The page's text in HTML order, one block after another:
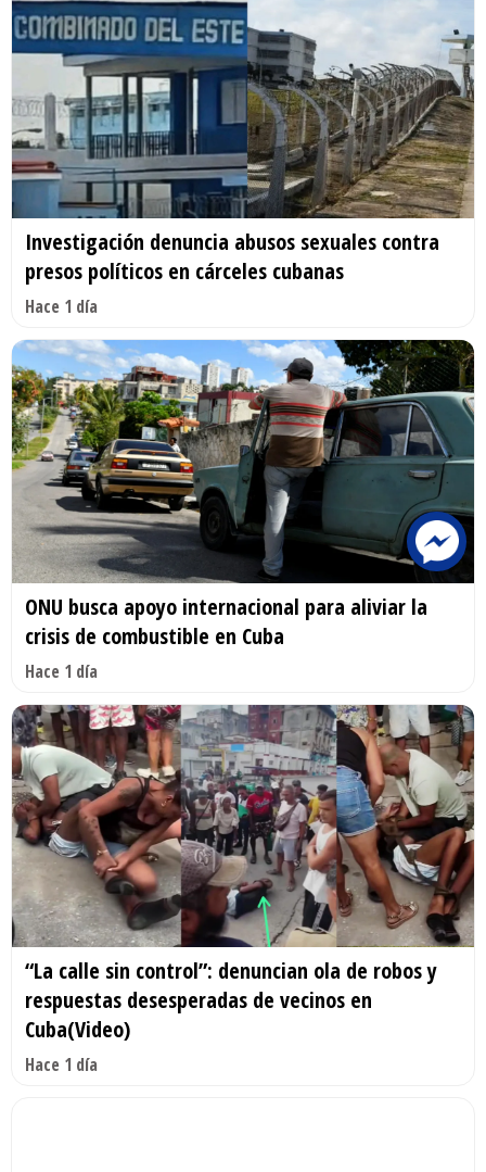
Investigación denuncia abusos sexuales contra
presos políticos en cárceles cubanas
Hace 1 día
ONU busca apoyo internacional para aliviar la
crisis de combustible en Cuba
Hace 1 día
“La calle sin control”: denuncian ola de robos y
respuestas desesperadas de vecinos en
Cuba(Video)
Hace 1 día